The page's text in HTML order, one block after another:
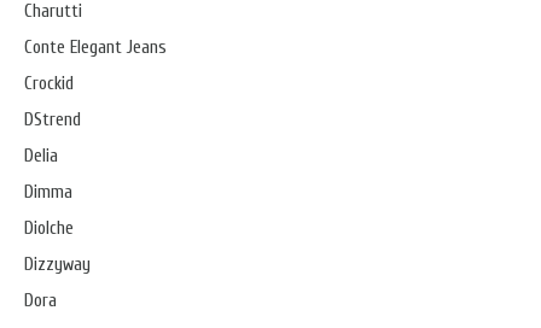
Charutti
Conte Elegant Jeans
Crockid
DStrend
Delia
Dimma
Diolche
Dizzyway
Dora